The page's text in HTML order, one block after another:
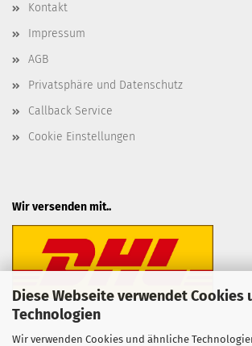
Diese Webseite verwendet Cookies
Technologien
Wir verwenden Cookies und ähnliche
Kontakt
Impressum
AGB
Privatsphäre und Datenschutz
Callback Service
Cookie Einstellungen
Wir versenden mit..